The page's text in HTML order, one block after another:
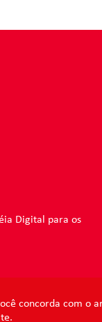
concorda com o
Digital para os